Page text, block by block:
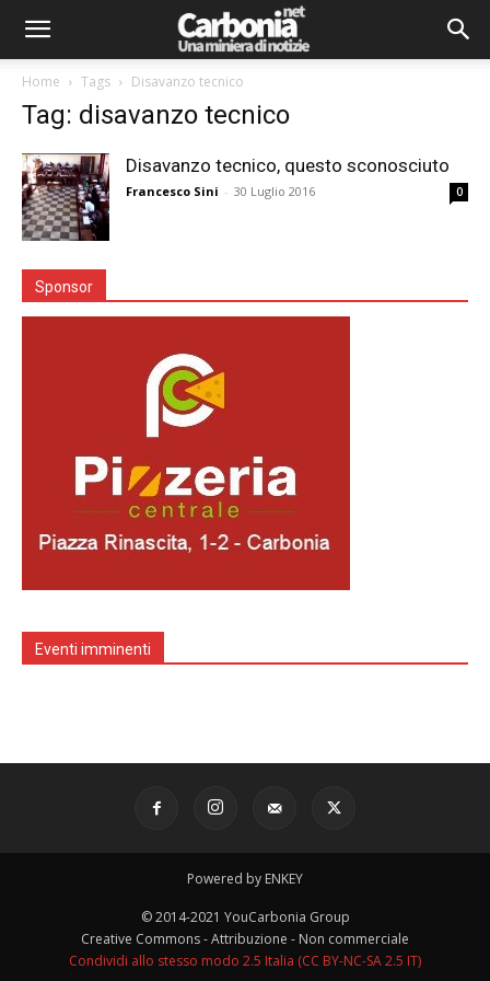
Home Tags Disavanzo tecnico
Tag: disavanzo tecnico
Disavanzo tecnico, questo sconosciuto
Francesco Sini - 30 Luglio 2016 0
Sponsor
Eventi imminenti
Powered by ENKEY
© 2014-2021 YouCarbonia Group
Creative Commons - Attribuzione - Non commerciale
Condividi allo stesso modo 2.5 Italia (CC BY-NC-SA 2.5 IT)